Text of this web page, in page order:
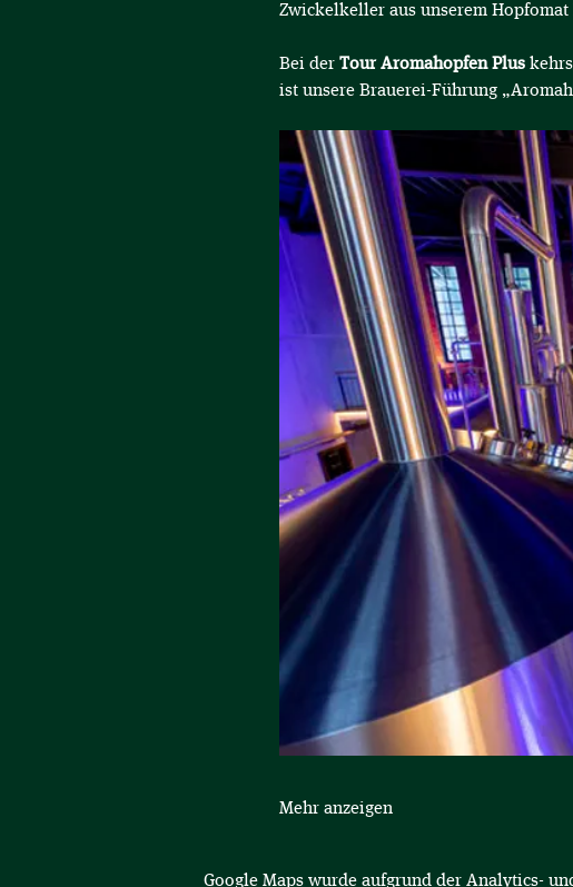
Zwickelkeller aus unserem
Bei der Tour Aromahopfen Plus
ist unsere Brauerei-Führung
Mehr anzeigen
Google Maps wurde aufgrund der Analytics-